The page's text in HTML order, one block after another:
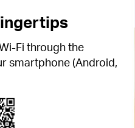
Fi through the
smartphone (Android,